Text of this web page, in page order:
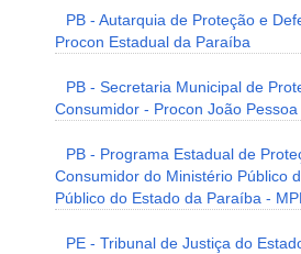
PB - Autarquia de Proteção e
Procon Estadual da Paraíba
PB - Secretaria Municipal de
Consumidor - Procon João Pessoa
PB - Programa Estadual de
Consumidor do Ministério Público
Público do Estado da Paraíba -
PE - Tribunal de Justiça do